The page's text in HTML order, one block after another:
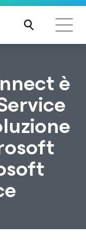
interessati
CrowdStrike
è